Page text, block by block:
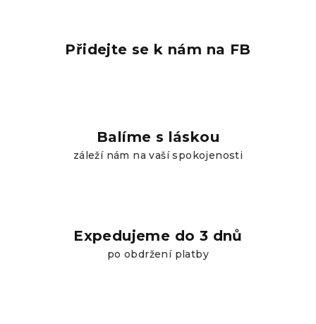
Přidejte se k nám na FB
Balíme s láskou
záleží nám na vaší spokojenosti
Expedujeme do 3 dnů
po obdržení platby